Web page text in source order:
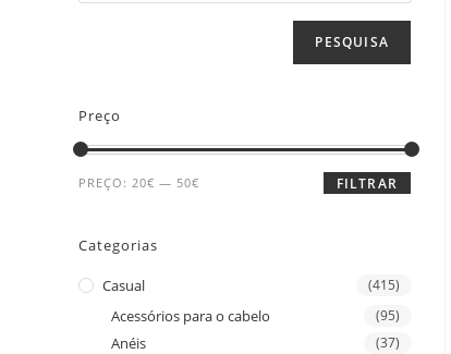
PESQUISA
Preço
FILTRAR
PREÇO: 20€ — 50€
Categorias
Casual (415)
Acessórios para o cabelo (95)
Anéis (37)